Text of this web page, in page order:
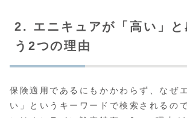
2. エニキュアが「高い」と
う2つの理由
保険適用であるにもかかわらず、なぜ
い」というキーワードで検索されるの